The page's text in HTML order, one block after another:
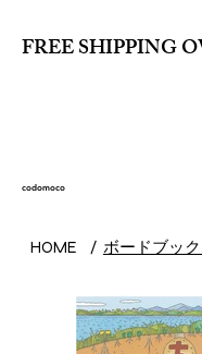
FREE SHIPPING
codomoco
HOME / ボードブッ